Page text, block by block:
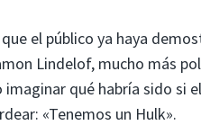
el público ya haya
Lindelof, mucho más
imaginar qué habría sido si
«Tenemos un Hulk».